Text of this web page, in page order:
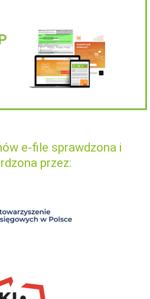
e-file sprawdzona i
przez: